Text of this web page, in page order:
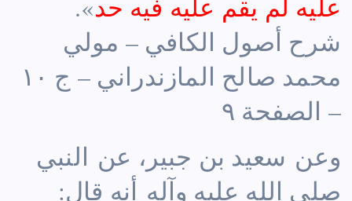
شرح أصول الكافي – مولي
محمد صالح المازندراني – ج ١٠
– الصفحة ٩
وعن سعيد بن جبير، عن النبي
صلى الله عليه وآله أنه قال: